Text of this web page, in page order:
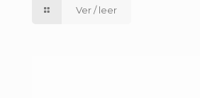
Ver / leer